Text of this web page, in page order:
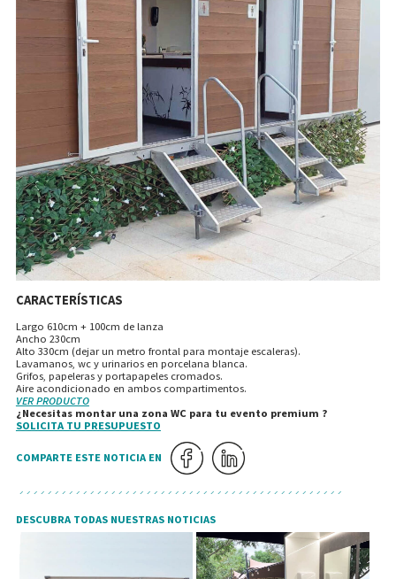
CARACTERÍSTICAS
Largo 610cm + 100cm de lanza
Ancho 230cm
Alto 330cm (dejar un metro frontal para montaje escaleras).
Lavamanos, wc y urinarios en porcelana blanca.
Grifos, papeleras y portapapeles cromados.
Aire acondicionado en ambos compartimentos.
VER PRODUCTO
¿Necesitas montar una zona WC para tu evento premium ?
SOLICITA TU PRESUPUESTO
COMPARTE ESTE NOTICIA EN
DESCUBRA TODAS NUESTRAS NOTICIAS